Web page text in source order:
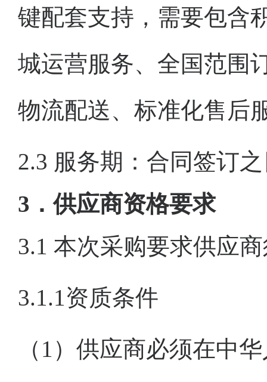
键配套支持，需要包含
城运营服务、全国范围
物流配送、标准化售后
2.3 服务期： 合同签订
3 ．供应商资格要求
3.1 本次采购要求供应商
3.1.1资质条件
（ 1）供应商必须在中